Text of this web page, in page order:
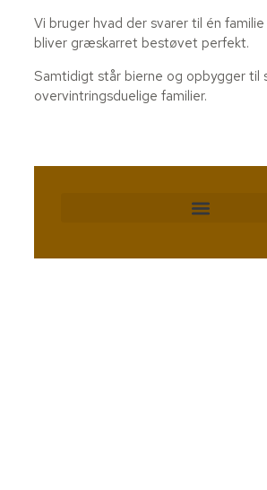
Vi bruger hvad der svarer til én
bliver græskarret bestøvet perfekt.
Samtidigt står bierne og opbygger
overvintringsduelige familier.